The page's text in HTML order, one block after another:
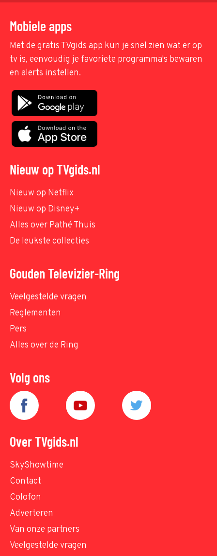
Mobiele apps
Met de gratis TVgids app kun je snel zien wat er op
tv is, eenvoudig je favoriete programma's bewaren
en alerts instellen.
Nieuw op TVgids.nl
Nieuw op Netflix
Nieuw op Disney+
Alles over Pathé Thuis
De leukste collecties
Gouden Televizier-Ring
Veelgestelde vragen
Reglementen
Pers
Alles over de Ring
Volg ons
Over TVgids.nl
SkyShowtime
Contact
Colofon
Adverteren
Van onze partners
Veelgestelde vragen